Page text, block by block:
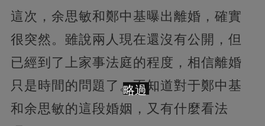
這次，余思敏和鄭中基曝出離婚，確實
很突然。雖說兩人現在還沒有公開，但
已經到了上家事法庭的程度，相信離婚
只是時間的問題了。不知道對于鄭中基
和余思敏的這段婚姻，又有什麼看法
略過